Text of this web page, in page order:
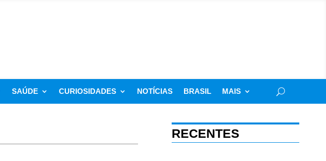
SAÚDE CURIOSIDADES NOTÍCIAS BRASIL MAIS
RECENTES